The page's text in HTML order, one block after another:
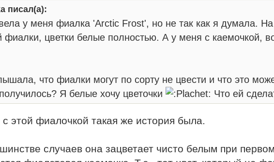
писал(а):
у меня фиалка 'Arctic Frost', но не так как я думала.
фиалки, цветки белые полностью. А у меня с каемочкой,
что фиалки могут по сорту не цвести и что это
Я белые хочу цветочки
Что ей
этой фиалочкой такая же история была.
случаев она зацветает чисто белым при